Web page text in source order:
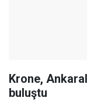
Krone,
buluştu